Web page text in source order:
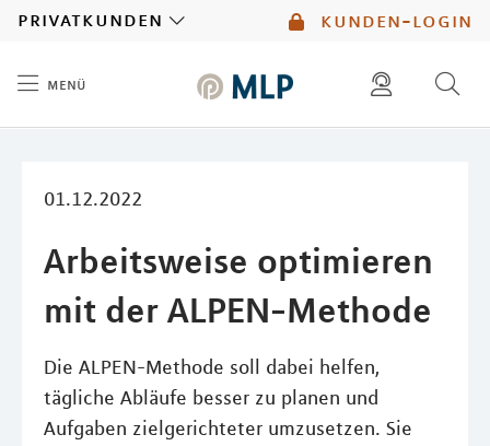
kunden-login
privatkunden
menü
01.12.2022
Arbeitsweise optimieren
mit der ALPEN-Methode
Die ALPEN-Methode soll dabei helfen,
tägliche Abläufe besser zu planen und
Aufgaben zielgerichteter umzusetzen. Sie